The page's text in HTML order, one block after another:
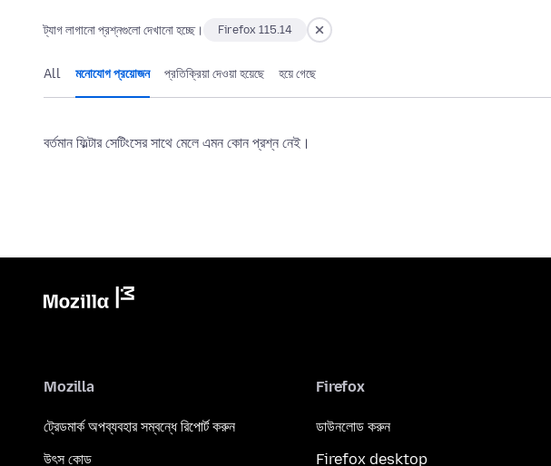
ট্যাগ লাগানো প্রশ্নগুলো দেখানো হচ্ছে। Firefox 115.14
All মনোযোগ প্রয়োজন প্রতিক্রিয়া দেওয়া হয়েছে হয়ে গেছে
বর্তমান ফিল্টার সেটিংসের সাথে মেলে এমন কোন প্রশ্ন নেই।
Mozilla
ট্রেডমার্ক অপব্যবহার সম্বন্ধে রিপোর্ট করুন
উৎস কোড
Firefox
ডাউনলোড করুন
Firefox desktop